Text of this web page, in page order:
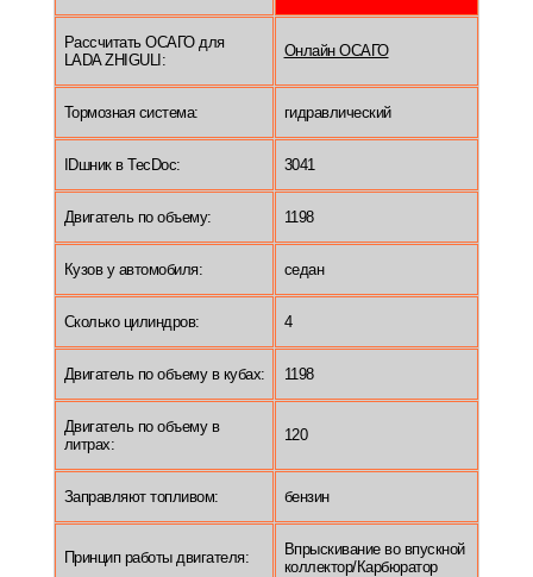
Рассчитать ОСАГО для
LADA ZHIGULI:
Онлайн ОСАГО
Тормозная система: гидравлический
IDшник в TecDoc: 3041
Двигатель по объему: 1198
Кузов у автомобиля: седан
Сколько цилиндров: 4
Двигатель по объему в кубах: 1198
Двигатель по объему в
литрах:
120
Заправляют топливом: бензин
Принцип работы двигателя:
Впрыскивание во впускной
коллектор/Карбюратор